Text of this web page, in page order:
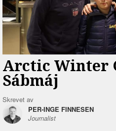
Arctic Winter
Sábmáj
Skrevet av
PER-INGE FINNESEN
Journalist